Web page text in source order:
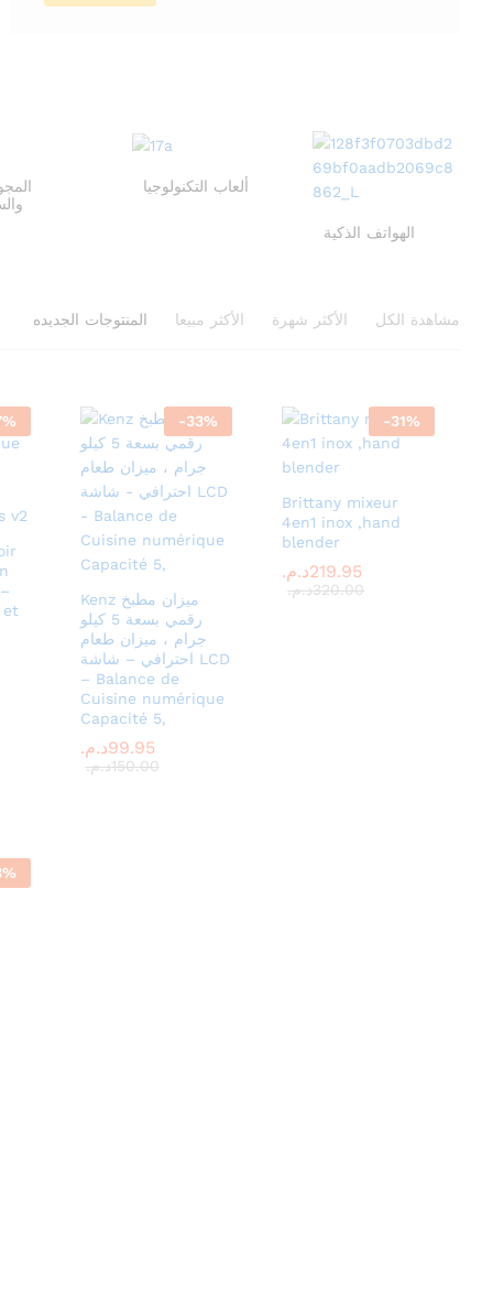
ألعاب التكنولوجيا
الهواتف الذكية
المنتوجات الجديده الأكثر مبيعا الأكثر شهرة مشاهدة الكل
%
et
-33%
Kenz ميزان مطبخ
رقمي بسعة 5 كيلو
جرام ، ميزان طعام
احترافي – شاشة LCD
– Balance de
Cuisine numérique
Capacité 5,
99.95د.م.
150.00د.م.
99.95د.م.
150.00د.م.
-31%
Brittany mixeur
4en1 inox ,hand
blender
219.95د.م.
320.00د.م.
219.95د.م.
320.00د.م.
%